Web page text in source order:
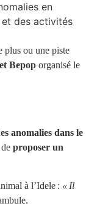
en
et des activités
plus ou une piste
Bepop organisé le
anomalies dans le
proposer un
à l’Idele : « Il